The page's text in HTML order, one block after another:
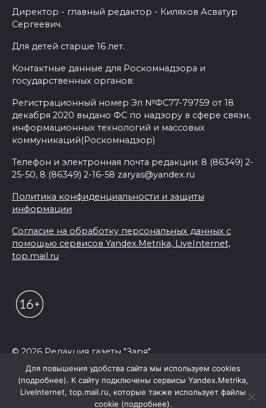
Директор - главный редактор - Киляхов Асватур
Сергеевич.
Для детей старше 16 лет.
Контактные данные для Роскомнадзора и
государственных органов:
Регистрационный номер Эл №ФС77-79759 от 18
декабря 2020 выдано ФС по надзору в сфере связи,
информационных технологий и массовых
коммуникаций(Роскомнадзор)
Телефон и электронная почта редакции: 8 (86349) 2-
25-50, 8 (86349) 2-16-58 zaryas@yandex.ru
Политика конфиденциальности и защиты
информации
Согласие на обработку персональных данных с
помощью сервисов Yandex.Metrika, LiveInternet,
top.mail.ru
© 2026 Редакция газеты "Заря"
Для повышения удобства сайта мы используем cookies
(подробнее). К сайту подключены сервисы Yandex.Metrika,
LiveInternet, top.mail.ru, которые также использует файлы
cookie (подробнее).